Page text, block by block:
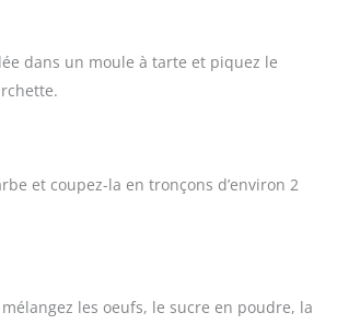
dans un moule à tarte et piquez le
et coupez-la en tronçons d’environ 2
les oeufs, le sucre en poudre, la